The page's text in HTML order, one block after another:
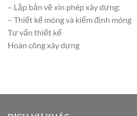
– Lập bản vẽ xin phép xây dựng:
– Thiết kế móng và kiểm định móng
Tư vấn thiết kế
Hoàn công xây dựng